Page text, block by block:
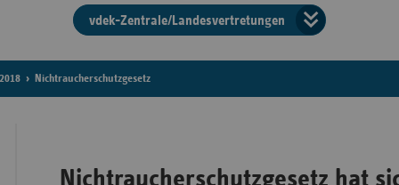
vdek-Zentrale/Landesvertretungen
der
2018 Nichtraucherschutzgesetz
Nichtraucherschutzgesetz hat